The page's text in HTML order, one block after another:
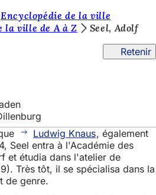
Encyclopédie de la ville
la ville de A à Z
Seel, Adolf
Retenir
Ludwig Knaus, également
Seel entra à l'Académie des
et étudia dans l'atelier de
Très tôt, il se spécialisa dans la
de genre.